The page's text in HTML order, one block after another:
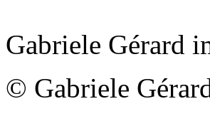
Gabriele Gérard
© Gabriele